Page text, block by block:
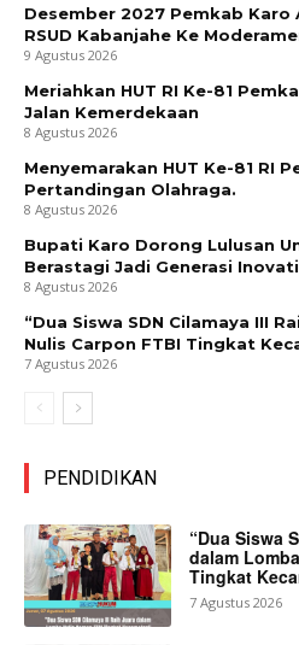
Desember 2027 Pemkab Karo
RSUD Kabanjahe Ke
9 Agustus 2026
Meriahkan HUT RI Ke-81
Jalan Kemerdekaan
8 Agustus 2026
Menyemarakan HUT Ke-81 RI
Pertandingan Olahraga.
8 Agustus 2026
Bupati Karo Dorong Lulusan
Berastagi Jadi Generasi
8 Agustus 2026
“Dua Siswa SDN Cilamaya III
Nulis Carpon FTBI Tingkat
7 Agustus 2026
PENDIDIKAN
“Dua Siswa
dalam
Tingkat
7 Agustus 2026